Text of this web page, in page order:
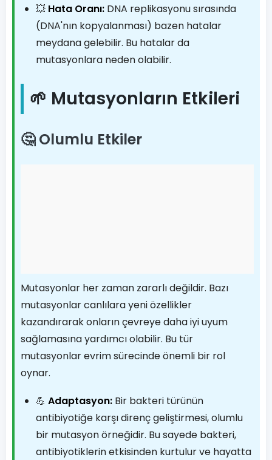
💥 Hata Oranı: DNA replikasyonu sırasında
(DNA'nın kopyalanması) bazen hatalar
meydana gelebilir. Bu hatalar da
mutasyonlara neden olabilir.
🌱 Mutasyonların Etkileri
🤔 Olumlu Etkiler
Mutasyonlar her zaman zararlı değildir. Bazı
mutasyonlar canlılara yeni özellikler
kazandırarak onların çevreye daha iyi uyum
sağlamasına yardımcı olabilir. Bu tür
mutasyonlar evrim sürecinde önemli bir rol
oynar.
💪 Adaptasyon: Bir bakteri türünün
antibiyotiğe karşı direnç geliştirmesi, olumlu
bir mutasyon örneğidir. Bu sayede bakteri,
antibiyotiklerin etkisinden kurtulur ve hayatta